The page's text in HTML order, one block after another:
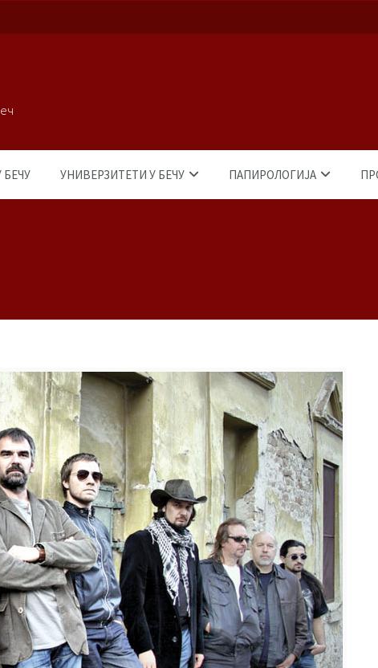
УНИВЕРЗИТЕТИ У БЕЧУ ПАПИРОЛОГИЈА